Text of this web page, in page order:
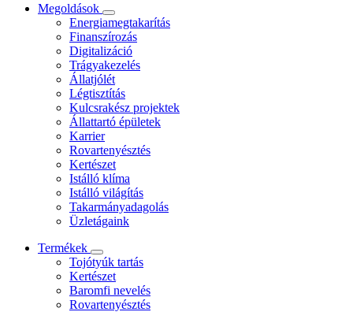
Megoldások
Energiamegtakarítás
Finanszírozás
Digitalizáció
Trágyakezelés
Állatjólét
Légtisztítás
Kulcsrakész projektek
Állattartó épületek
Karrier
Rovartenyésztés
Kertészet
Istálló klíma
Istálló világítás
Takarmányadagolás
Üzletágaink
Termékek
Tojótyúk tartás
Kertészet
Baromfi nevelés
Rovartenyésztés